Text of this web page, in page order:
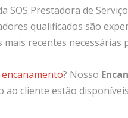
SOS Prestadora de
qualificados são
mais recentes necessárias
? Nosso
ao cliente estão